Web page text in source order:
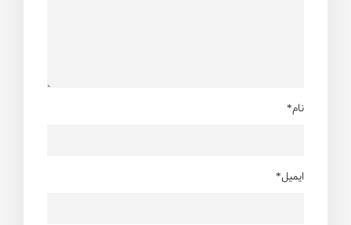
نام*
ایمیل*